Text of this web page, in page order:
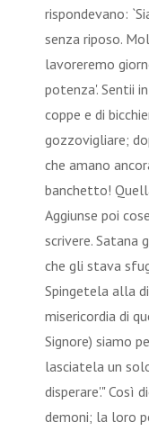
rispondevano:
senza riposo.
lavoreremo
potenza'. Sentii
coppe e di
gozzovigliare;
che amano
banchetto!
Aggiunse poi
scrivere. Satana
che gli stava
Spingetela alla
misericordia di
Signore) siamo
lasciatela un
disperare'." Così
demoni; la loro